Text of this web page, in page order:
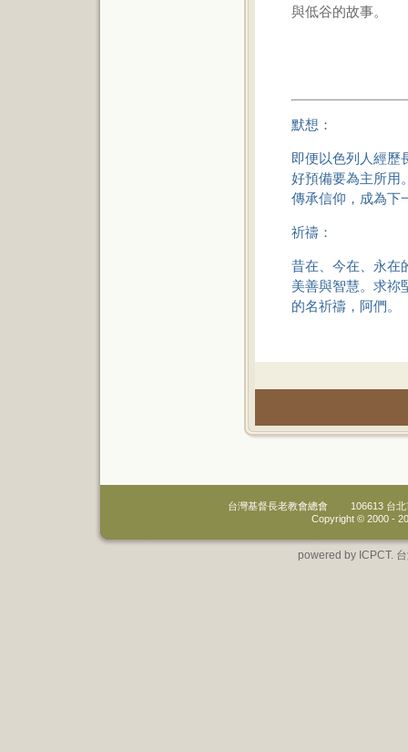
與低谷的故事。
默想：
即便以色列人經歷
好預備要為主所用
傳承信仰，成為下
祈禱：
昔在、今在、永在
美善與智慧。求祢
的名祈禱，阿們。
台灣基督長老教會總會
106613 台
Copyright © 2000 -
powered by ICPCT.